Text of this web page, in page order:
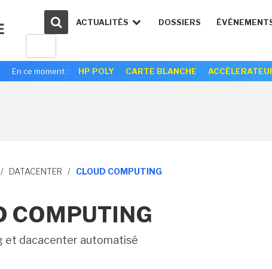
ACTUALITÉS DOSSIERS
En ce moment : HP POLY CARTE BLANCHE
/ DATACENTER / CLOUD COMPUTING
COMPUTING
et dacacenter automatisé